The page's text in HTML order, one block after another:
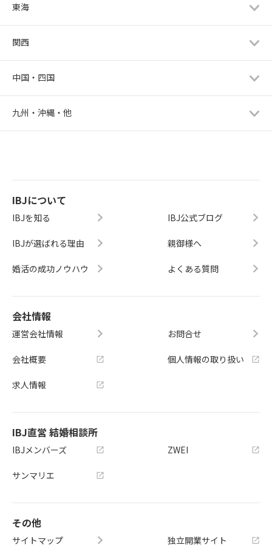
東海
関西
中国・四国
九州・沖縄・他
IBJについて
IBJを知る
IBJが選ばれる理由
婚活の成功ノウハウ
IBJ公式ブログ
親御様へ
よくある質問
会社情報
運営会社情報
会社概要
求人情報
お問合せ
個人情報の取り扱い
IBJ直営 結婚相談所
IBJメンバーズ
サンマリエ
ZWEI
その他
サイトマップ
独立開業サイト